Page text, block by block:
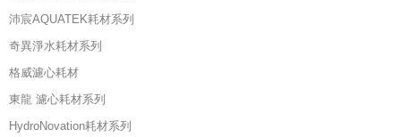
沛宸AQUATEK耗材系列
奇異淨水耗材系列
格威濾心耗材
東龍 濾心耗材系列
HydroNovation耗材系列